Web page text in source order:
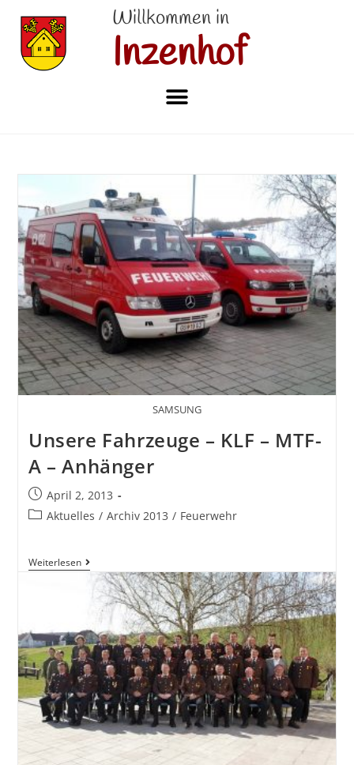
Willkommen in
Inzenhof
SAMSUNG
Unsere Fahrzeuge – KLF – MTF-
A – Anhänger
April 2, 2013
Aktuelles / Archiv 2013 / Feuerwehr
Weiterlesen